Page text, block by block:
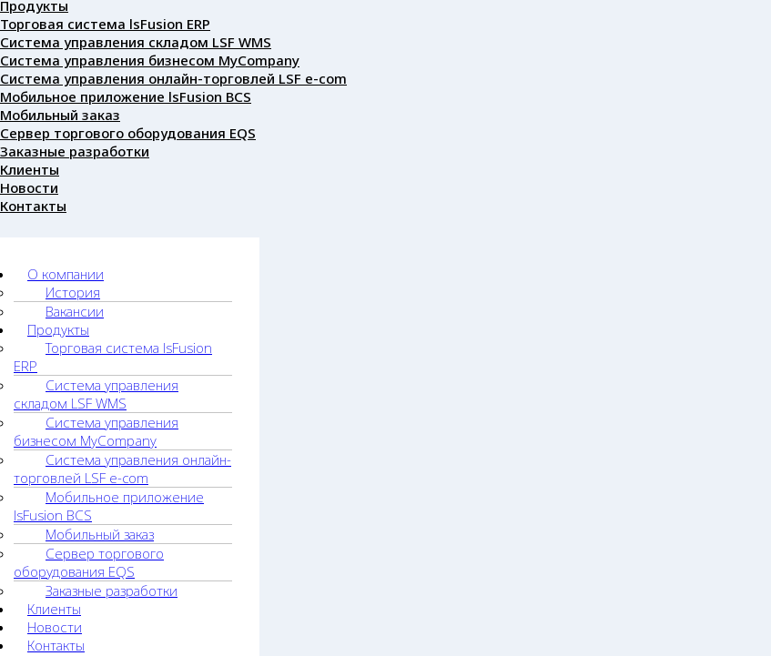
Продукты
Торговая система lsFusion ERP
Система управления складом LSF WMS
Система управления бизнесом MyCompany
Система управления онлайн-торговлей LSF e-com
Мобильное приложение lsFusion BCS
Мобильный заказ
Сервер торгового оборудования EQS
Заказные разработки
Клиенты
Новости
Контакты
О компании
История
Вакансии
Продукты
Торговая система lsFusion
ERP
Система управления
складом LSF WMS
Система управления
бизнесом MyCompany
Система управления онлайн-
торговлей LSF e-com
Мобильное приложение
lsFusion BCS
Мобильный заказ
Сервер торгового
оборудования EQS
Заказные разработки
Клиенты
Новости
Контакты